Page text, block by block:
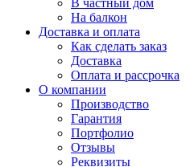
В частный дом
На балкон
Доставка и оплата
Как сделать заказ
Доставка
Оплата и рассрочка
О компании
Производство
Гарантия
Портфолио
Отзывы
Реквизиты